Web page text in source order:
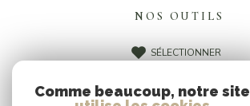
NOS OUTILS
SÉLECTIONNER
IMPRIMER
Comme beaucoup, notre site